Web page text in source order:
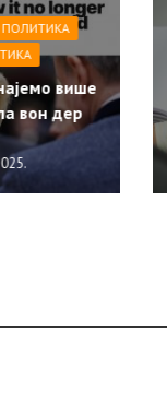
ПОЛИТИКА
више
вон дер